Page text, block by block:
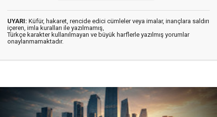
UYARI: Küfür, hakaret, rencide edici cümleler veya imalar, inançlara saldırı
içeren, imla kuralları ile yazılmamış,
Türkçe karakter kullanılmayan ve büyük harflerle yazılmış yorumlar
onaylanmamaktadır.